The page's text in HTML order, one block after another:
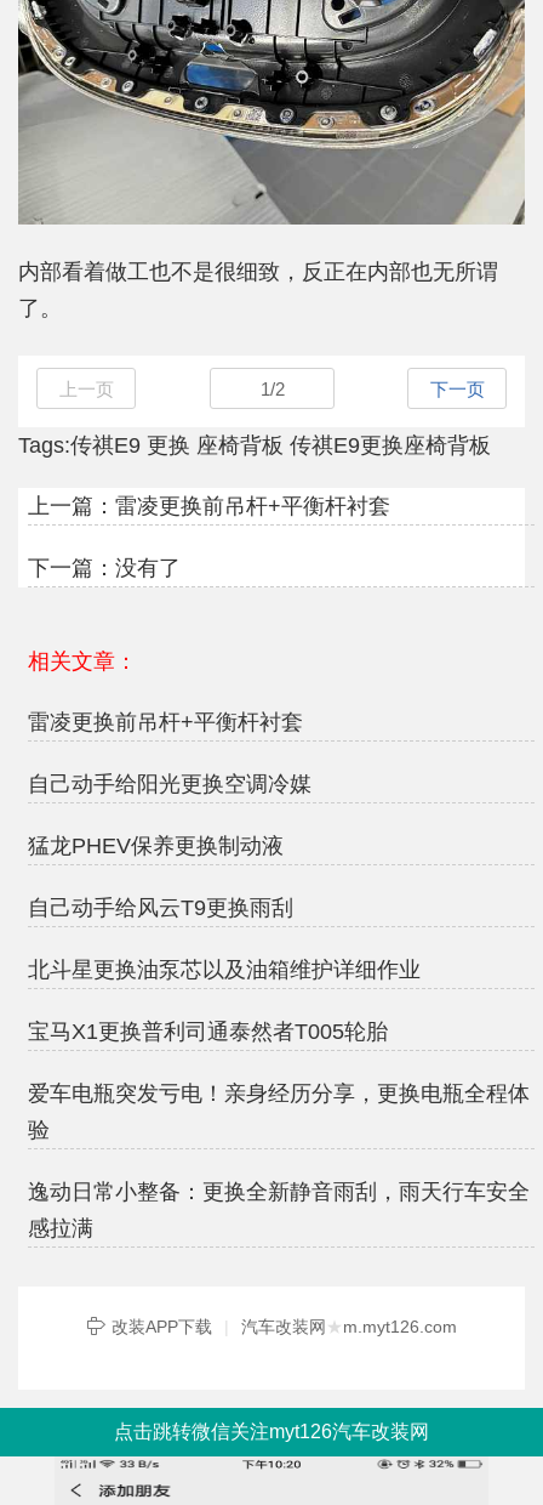
内部看着做工也不是很细致，反正在内部也无所谓
了。
上一页 1/2 下一页
Tags:传祺E9 更换 座椅背板 传祺E9更换座椅背板
上一篇： 雷凌更换前吊杆+平衡杆衬套
下一篇：没有了
相关文章：
雷凌更换前吊杆+平衡杆衬套
自己动手给阳光更换空调冷媒
猛龙PHEV保养更换制动液
自己动手给风云T9更换雨刮
北斗星更换油泵芯以及油箱维护详细作业
宝马X1更换普利司通泰然者T005轮胎
爱车电瓶突发亏电！亲身经历分享，更换电瓶全程体
验
逸动日常小整备：更换全新静音雨刮，雨天行车安全
感拉满
改装APP下载 | 汽车改装网 ★m.myt126.com
点击跳转微信关注myt126汽车改装网